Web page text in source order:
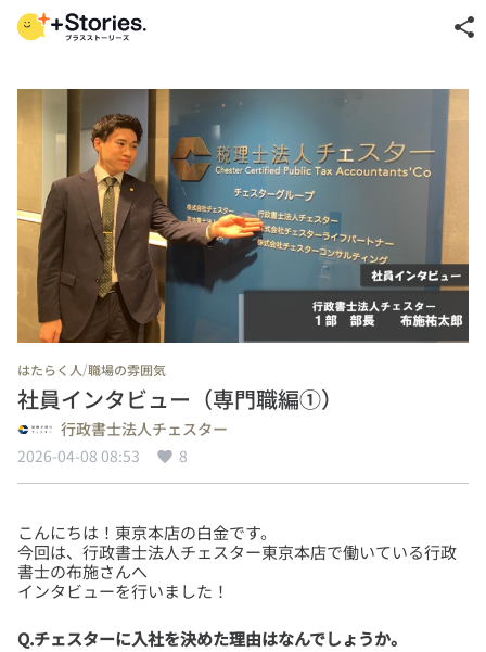
share
はたらく人/職場の雰囲気
社員インタビュー（専門職編①）
行政書士法人チェスター
2026-04-08 08:53
8
こんにちは！東京本店の白金です。
今回は、行政書士法人チェスター東京本店で働いている行政
書士の布施さんへ
Q.チェスターに入社を決めた理由はなんでしょうか。